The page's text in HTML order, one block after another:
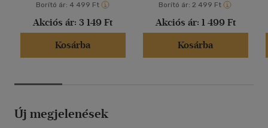
Borító ár: 4 499 Ft
Akciós ár: 3 149 Ft
Kosárba
Borító ár: 2 499 Ft
Akciós ár: 1 499 Ft
Kosárba
Új megjelenések